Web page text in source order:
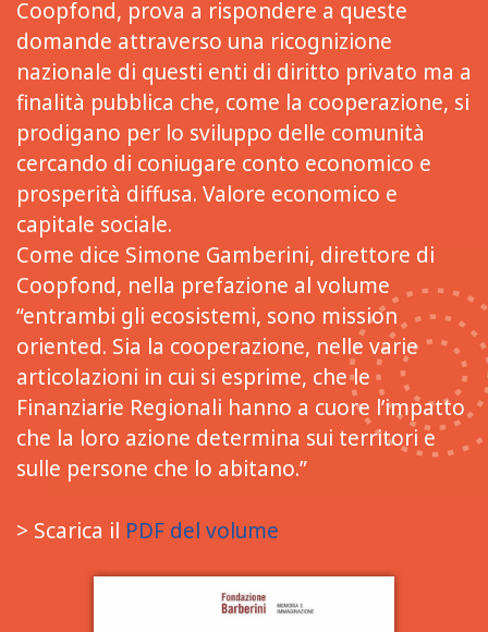
Coopfond, prova a rispondere a queste
domande attraverso una ricognizione
nazionale di questi enti di diritto privato ma a
finalità pubblica che, come la cooperazione, si
prodigano per lo sviluppo delle comunità
cercando di coniugare conto economico e
prosperità diffusa. Valore economico e
capitale sociale.
Come dice Simone Gamberini, direttore di
Coopfond, nella prefazione al volume
“entrambi gli ecosistemi, sono mission
oriented. Sia la cooperazione, nelle varie
articolazioni in cui si esprime, che le
Finanziarie Regionali hanno a cuore l’impatto
che la loro azione determina sui territori e
sulle persone che lo abitano.”
> Scarica il PDF del volume